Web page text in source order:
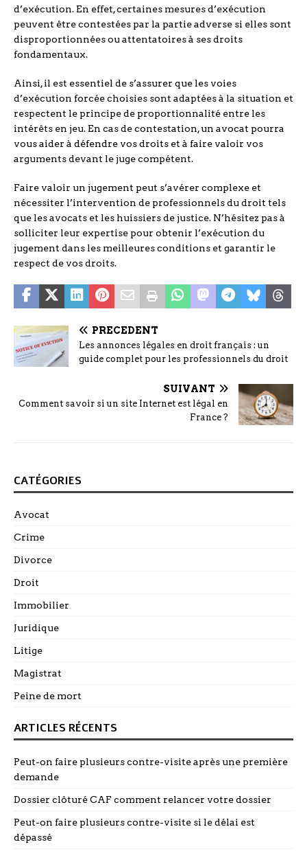
d’exécution. En effet, certaines mesures d’exécution
peuvent être contestées par la partie adverse si elles sont
disproportionnées ou attentatoires à ses droits
fondamentaux.
Ainsi, il est essentiel de s’assurer que les voies
d’exécution forcée choisies sont adaptées à la situation et
respectent le principe de proportionnalité entre les
intérêts en jeu. En cas de contestation, un avocat pourra
vous aider à défendre vos droits et à faire valoir vos
arguments devant le juge compétent.
Faire valoir un jugement peut s’avérer complexe et
nécessiter l’intervention de professionnels du droit tels
que les avocats et les huissiers de justice. N’hésitez pas à
solliciter leur expertise pour obtenir l’exécution du
jugement dans les meilleures conditions et garantir le
respect de vos droits.
PRÉCÉDENT
Les annonces légales en droit français : un
guide complet pour les professionnels du droit
SUIVANT
Comment savoir si un site Internet est légal en
France ?
CATÉGORIES
Avocat
Crime
Divorce
Droit
Immobilier
Juridique
Litige
Magistrat
Peine de mort
ARTICLES RÉCENTS
Peut-on faire plusieurs contre-visite après une première
demande
Dossier clôturé CAF comment relancer votre dossier
Peut-on faire plusieurs contre-visite si le délai est
dépassé